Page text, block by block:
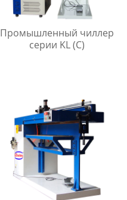
Промышленный чиллер
серии KL (C)